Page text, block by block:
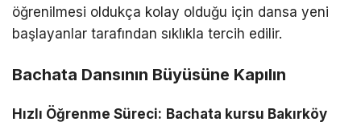
öğrenilmesi oldukça kolay olduğu için dansa yeni
başlayanlar tarafından sıklıkla tercih edilir.
Bachata Dansının Büyüsüne Kapılın
Hızlı Öğrenme Süreci: Bachata kursu Bakırköy